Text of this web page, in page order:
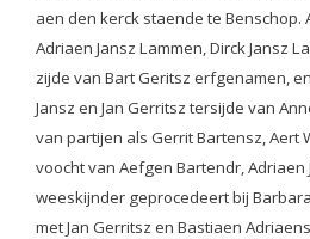
aen den kerck staende te Benschop.
Adriaen Jansz Lammen, Dirck Jansz
zijde van Bart Geritsz erfgenamen,
Jansz en Jan Gerritsz tersijde van
van partijen als Gerrit Bartensz, Aert
voocht van Aefgen Bartendr, Adriaen
weeskijnder geprocedeert bij
met Jan Gerritsz en Bastiaen